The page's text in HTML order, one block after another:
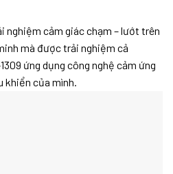
nghiệm cảm giác chạm – lướt trên
mà được trải nghiệm cả
ứng dụng công nghệ cảm ứng
của mình.